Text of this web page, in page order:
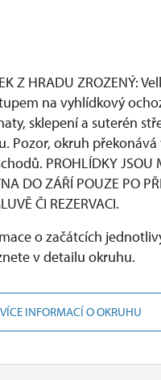
Z HRADU ZROZENÝ:
na vyhlídkový
sklepení a suterén
Pozor, okruh překonává
PROHLÍDKY JSOU
DO ZÁŘÍ POUZE PO
ČI REZERVACI.
o začátcích
v detailu okruhu.
VÍCE INFORMACÍ O OKRUHU